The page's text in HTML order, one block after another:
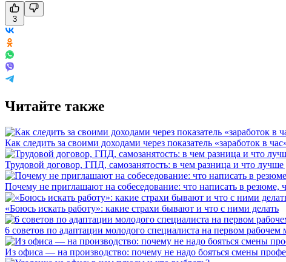
3
Читайте также
Как следить за своими доходами через показатель «заработок в
Трудовой договор, ГПД, самозанятость: в чем разница и что
Почему не приглашают на собеседование: что написать в резюме,
«Боюсь искать работу»: какие страхи бывают и что с ними делать
6 советов по адаптации молодого специалиста на первом рабочем
Из офиса — на производство: почему не надо бояться смены